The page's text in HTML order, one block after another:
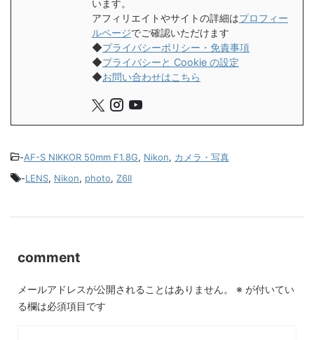
います。
アフィリエイトやサイトの詳細はプロフィー
ルページでご確認いただけます
◆プライバシーポリシー・免責事項
◆プライバシーと Cookie の設定
◆お問い合わせはこちら
-AF-S NIKKOR 50mm F1.8G, Nikon, カメラ・写真
-LENS, Nikon, photo, Z6II
comment
メールアドレスが公開されることはありません。 ※ が付いてい
る欄は必須項目です